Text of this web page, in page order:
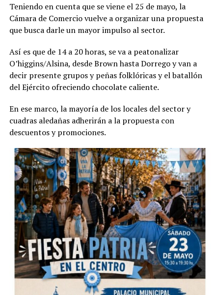
Teniendo en cuenta que se viene el 25 de mayo, la
Cámara de Comercio vuelve a organizar una propuesta
que busca darle un mayor impulso al sector.
Así es que de 14 a 20 horas, se va a peatonalizar
O’higgins/Alsina, desde Brown hasta Dorrego y van a
decir presente grupos y peñas folklóricas y el batallón
del Ejército ofreciendo chocolate caliente.
En ese marco, la mayoría de los locales del sector y
cuadras aledañas adherirán a la propuesta con
descuentos y promociones.